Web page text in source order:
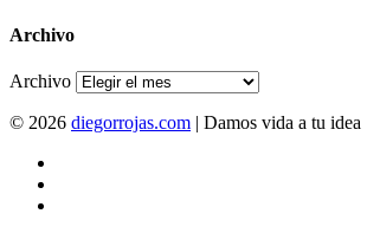
Archivo
Archivo
© 2026 diegorrojas.com | Damos vida a tu idea